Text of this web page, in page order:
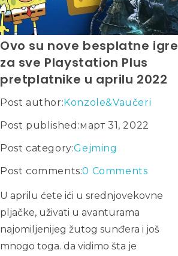
Ovo su nove besplatne igre
za sve Playstation Plus
pretplatnike u aprilu 2022
Post author:Konzole&Vaučeri
Post published:март 31, 2022
Post category:Gejming
Post comments:0 Comments
U aprilu ćete ići u srednjovekovne
pljačke, uživati u avanturama
najomiljenijeg žutog sunđera i još
mnogo toga. da vidimo šta je